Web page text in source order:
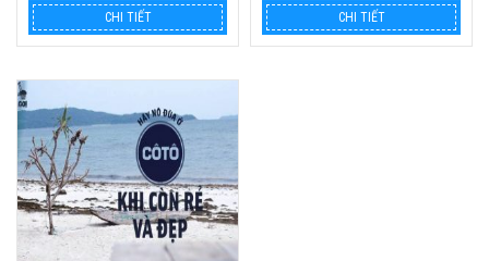
CHI TIẾT CHI TIẾT